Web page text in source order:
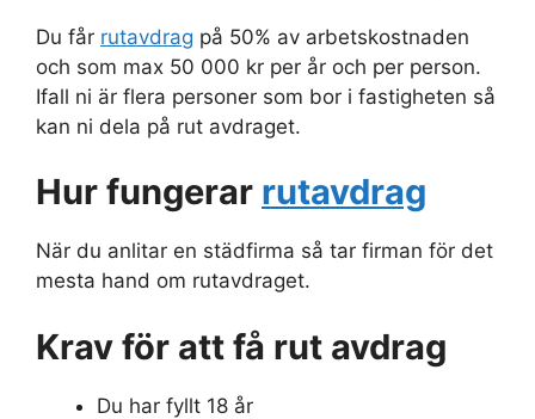
Du får rutavdrag på 50% av arbetskostnaden
och som max 50 000 kr per år och per person.
Ifall ni är flera personer som bor i fastigheten så
kan ni dela på rut avdraget.
Hur fungerar rutavdrag
När du anlitar en städfirma så tar firman för det
mesta hand om rutavdraget.
Krav för att få rut avdrag
Du har fyllt 18 år